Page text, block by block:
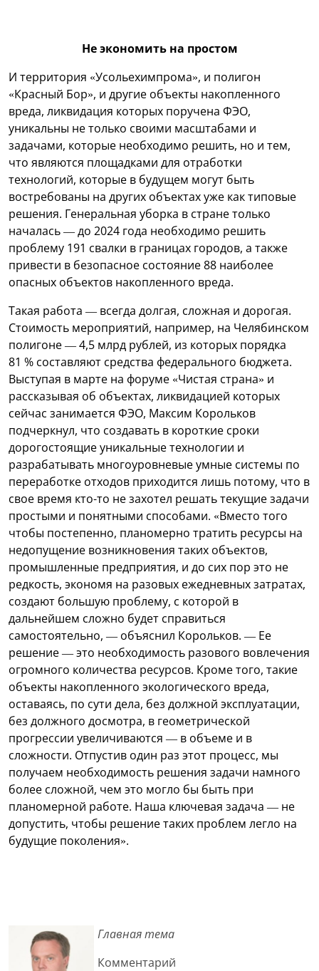
Не экономить на простом
И территория «Усольехимпрома», и полигон
«Красный Бор», и другие объекты накопленного
вреда, ликвидация которых поручена ФЭО,
уникальны не только своими масштабами и
задачами, которые необходимо решить, но и тем,
что являются площадками для отработки
технологий, которые в будущем могут быть
востребованы на других объектах уже как типовые
решения. Генеральная уборка в стране только
началась — до 2024 года необходимо решить
проблему 191 свалки в границах городов, а также
привести в безопасное состояние 88 наиболее
опасных объектов накопленного вреда.
Такая работа — всегда долгая, сложная и дорогая.
Стоимость мероприятий, например, на Челябинском
полигоне — 4,5 млрд рублей, из которых порядка
81 % составляют средства федерального бюджета.
Выступая в марте на форуме «Чистая страна» и
рассказывая об объектах, ликвидацией которых
сейчас занимается ФЭО, Максим Корольков
подчеркнул, что создавать в короткие сроки
дорогостоящие уникальные технологии и
разрабатывать многоуровневые умные системы по
переработке отходов приходится лишь потому, что в
свое время кто-то не захотел решать текущие задачи
простыми и понятными способами. «Вместо того
чтобы постепенно, планомерно тратить ресурсы на
недопущение возникновения таких объектов,
промышленные предприятия, и до сих пор это не
редкость, экономя на разовых ежедневных затратах,
создают большую проблему, с которой в
дальнейшем сложно будет справиться
самостоятельно, — объяснил Корольков. — Ее
решение — это необходимость разового вовлечения
огромного количества ресурсов. Кроме того, такие
объекты накопленного экологического вреда,
оставаясь, по сути дела, без должной эксплуатации,
без должного досмотра, в геометрической
прогрессии увеличиваются — в объеме и в
сложности. Отпустив один раз этот процесс, мы
получаем необходимость решения задачи намного
более сложной, чем это могло бы быть при
планомерной работе. Наша ключевая задача — не
допустить, чтобы решение таких проблем легло на
будущие поколения».
Главная тема
Комментарий